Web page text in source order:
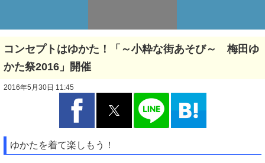
コンセプトはゆかた！「～小粋な街あそび～ 梅田ゆ
かた祭2016」開催
2016年5月30日 11:45
ゆかたを着て楽しもう！